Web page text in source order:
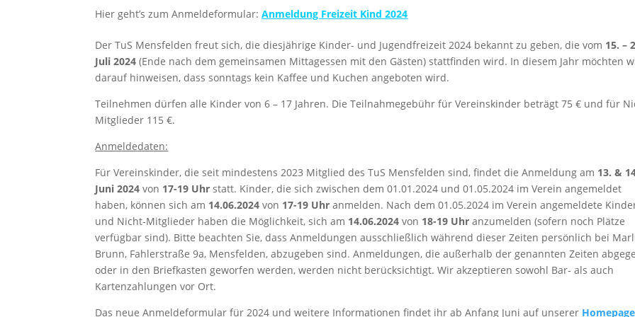
Hier geht’s zum Anmeldeformular:Anmeldung Freizeit Kind 2024
Der TuS Mensfelden freut sich, die diesjährige Kinder- und Jugendfreizeit 2024 bekannt zu geben, die vom 15. –
Juli 2024 (Ende nach dem gemeinsamen Mittagessen mit den Gästen) stattfinden wird. In diesem Jahr möchten
darauf hinweisen, dass sonntags kein Kaffee und Kuchen angeboten wird.
Teilnehmen dürfen alle Kinder von 6 – 17 Jahren. Die Teilnahmegebühr für Vereinskinder beträgt 75 € und für
Mitglieder 115 €.
Anmeldedaten:
Für Vereinskinder, die seit mindestens 2023 Mitglied des TuS Mensfelden sind, findet die Anmeldung am 13. &
Juni 2024 von 17-19 Uhr statt. Kinder, die sich zwischen dem 01.01.2024 und 01.05.2024 im Verein angemeldet
haben, können sich am 14.06.2024 von 17-19 Uhranmelden. Nach dem 01.05.2024 im Verein angemeldete
und Nicht-Mitglieder haben die Möglichkeit, sich am 14.06.2024 von 18-19 Uhr anzumelden (sofern noch Plätze
verfügbar sind). Bitte beachten Sie, dass Anmeldungen ausschließlich während dieser Zeiten persönlich bei
Brunn, Fahlerstraße 9a, Mensfelden, abzugeben sind. Anmeldungen, die außerhalb der genannten Zeiten
oder in den Briefkasten geworfen werden, werden nicht berücksichtigt. Wir akzeptieren sowohl Bar- als auch
Kartenzahlungen vor Ort.
Das neue Anmeldeformular für 2024 und weitere Informationen findet ihr ab Anfang Juni auf unserer Homepage